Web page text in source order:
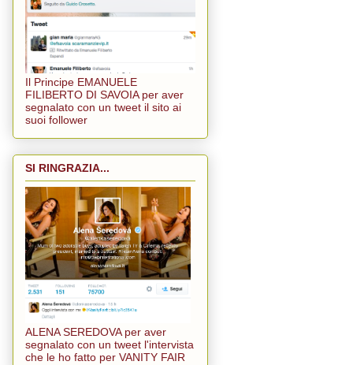
Il Principe EMANUELE
FILIBERTO DI SAVOIA per aver
segnalato con un tweet il sito ai
suoi follower
SI RINGRAZIA...
ALENA SEREDOVA per aver
segnalato con un tweet l'intervista
che le ho fatto per VANITY FAIR